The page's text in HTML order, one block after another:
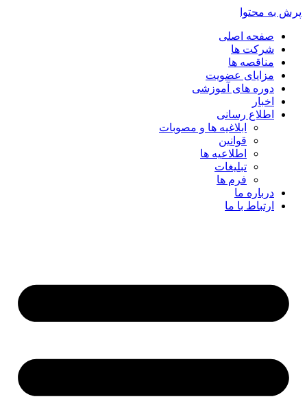
پرش به محتوا
صفحه اصلی
شرکت ها
مناقصه ها
مزایای عضویت
دوره های آموزشی
اخبار
اطلاع رسانی
ابلاغیه ها و مصوبات
قوانین
اطلاعیه ها
تبلیغات
فرم ها
درباره ما
ارتباط با ما